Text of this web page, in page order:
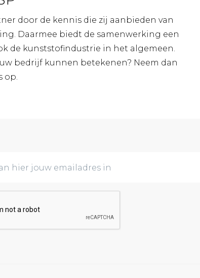
door de kennis die zij aanbieden van
Daarmee biedt de samenwerking een
de kunststofindustrie in het algemeen.
bedrijf kunnen betekenen? Neem dan
op.